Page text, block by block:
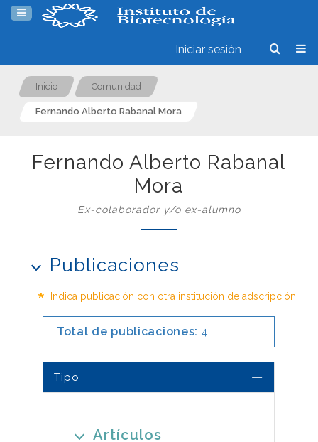
Iniciar sesión
Inicio Comunidad
Fernando Alberto Rabanal Mora
Fernando Alberto Rabanal
Mora
Ex-colaborador y/o ex-alumno
Publicaciones
* Indica publicación con otra institución de adscripción
Total de publicaciones: 4
Tipo
Artículos